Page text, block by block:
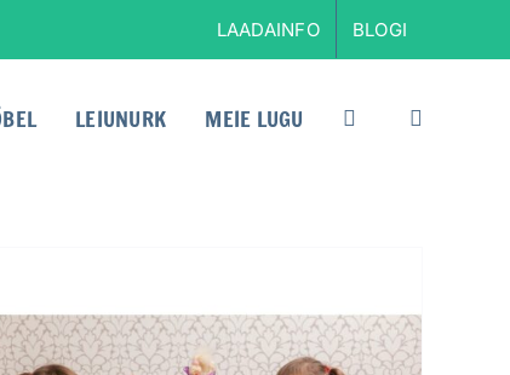
LAADAINFO BLOGI
LEIUNURK MEIE LUGU